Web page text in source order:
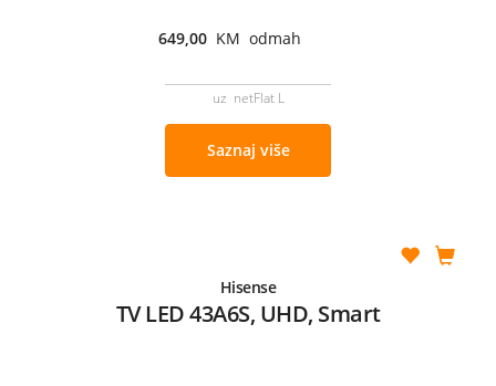
649,00 KM odmah
uz netFlat L
Saznaj više
Hisense
TV LED 43A6S, UHD, Smart